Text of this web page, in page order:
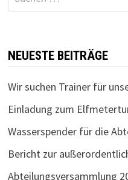
nach:
NEUESTE BEITRÄGE
Wir suchen Trainer für
Einladung zum
Wasserspender für die
Bericht zur
Abteilungsversammlung